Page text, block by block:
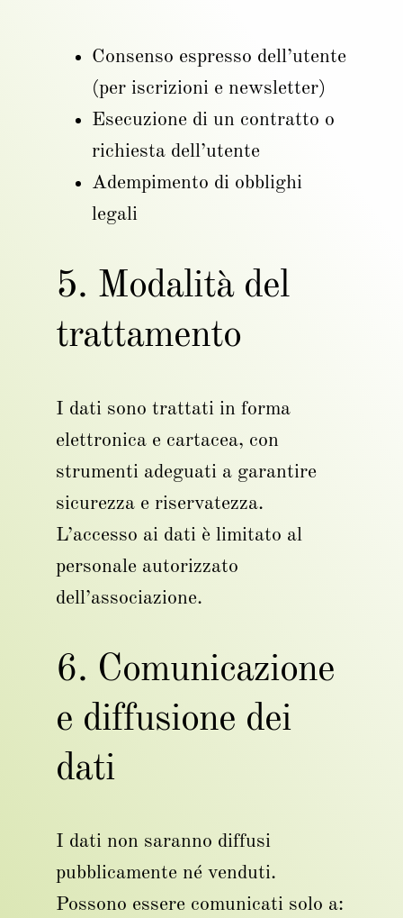
Consenso espresso dell’utente
(per iscrizioni e newsletter)
Esecuzione di un contratto o
richiesta dell’utente
Adempimento di obblighi
legali
5. Modalità del
trattamento
I dati sono trattati in forma
elettronica e cartacea, con
strumenti adeguati a garantire
sicurezza e riservatezza.
L’accesso ai dati è limitato al
personale autorizzato
dell’associazione.
6. Comunicazione
e diffusione dei
dati
I dati non saranno diffusi
pubblicamente né venduti.
Possono essere comunicati solo a: